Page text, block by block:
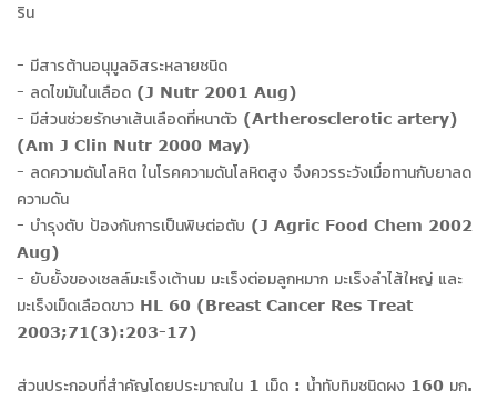
ริน
- มีสารต้านอนุมูลอิสระหลายชนิด
- ลดไขมันในเลือด (J Nutr 2001 Aug)
- มีส่วนช่วยรักษาเส้นเลือดที่หนาตัว (Artherosclerotic artery)
(Am J Clin Nutr 2000 May)
- ลดความดันโลหิต ในโรคความดันโลหิตสูง จึงควรระวังเมื่อทานกับยาลด
ความดัน
- บำรุงตับ ป้องกันการเป็นพิษต่อตับ (J Agric Food Chem 2002
Aug)
- ยับยั้งของเซลล์มะเร็งเต้านม มะเร็งต่อมลูกหมาก มะเร็งลำไส้ใหญ่ และ
มะเร็งเม็ดเลือดขาว HL 60 (Breast Cancer Res Treat
2003;71(3):203-17)
ส่วนประกอบที่สำคัญโดยประมาณใน 1 เม็ด : นํ้าทับทิมชนิดผง 160 มก.